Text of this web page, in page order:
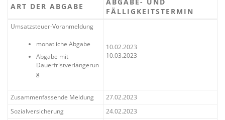
ART DER ABGABE
FÄLLIGKEITSTERMIN
Umsatzsteuer-Voranmeldung
monatliche Abgabe
Abgabe mit
Dauerfristverlängerun
g
10.02.2023
10.03.2023
Zusammenfassende Meldung
27.02.2023
Sozialversicherung
24.02.2023